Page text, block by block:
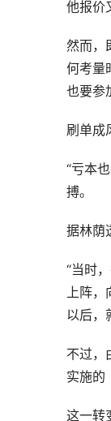
他报价
然而，
何考量
也要参
刷单成
“亏本
搏。
据林荫
“当时
上阵，
以后，
不过，
实施的
这一转